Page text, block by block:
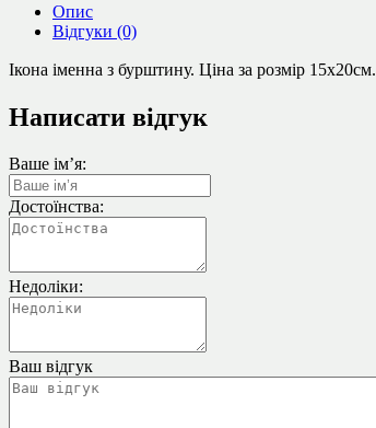
Опис
Відгуки (0)
Ікона іменна з бурштину. Ціна за розмір 15х20см.
Написати відгук
Ваше ім’я:
Достоїнства:
Недоліки:
Ваш відгук